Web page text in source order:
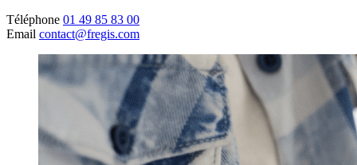
Téléphone 01 49 85 83 00
Email contact@fregis.com